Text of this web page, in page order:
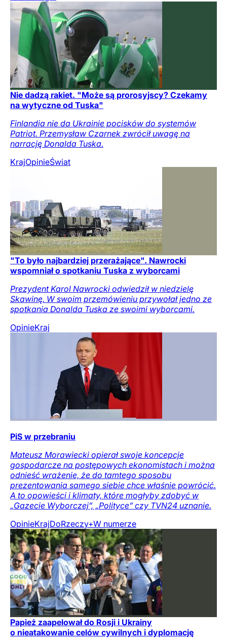
Nie dadzą rakiet. "Może są prorosyjscy? Czekamy
na wytyczne od Tuska"
Finlandia nie da Ukrainie pocisków do systemów
Patriot. Przemysław Czarnek zwrócił uwagę na
narrację Donalda Tuska.
KrajOpinieŚwiat
"To było najbardziej przerażające". Nawrocki
wspomniał o spotkaniu Tuska z wyborcami
Prezydent Karol Nawrocki odwiedził w niedzielę
Skawinę. W swoim przemówieniu przywołał jedno ze
spotkania Donalda Tuska ze swoimi wyborcami.
OpinieKraj
PiS w przebraniu
Mateusz Morawiecki opierał swoje koncepcje
gospodarcze na postępowych ekonomistach i można
odnieść wrażenie, że do tamtego sposobu
prezentowania samego siebie chce właśnie powrócić.
A to opowieści i klimaty, które mogłyby zdobyć w
„Gazecie Wyborczej”, „Polityce” czy TVN24 uznanie.
OpinieKrajDoRzeczy+W numerze
Papież zaapelował do Rosji i Ukrainy
o nieatakowanie celów cywilnych i dyplomację